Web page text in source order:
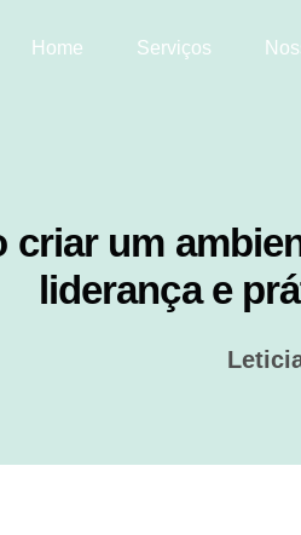
Home Serviços
criar um
liderança e